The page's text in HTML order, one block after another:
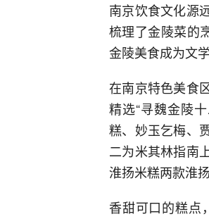
南京饮食文化源
梳理了金陵菜的
金陵美食成为文
在南京特色美食
精选“寻魏金陵
糕、妙玉乞梅、
二为米其林指南
淮扬米糕两款淮扬
香甜可口的糕点